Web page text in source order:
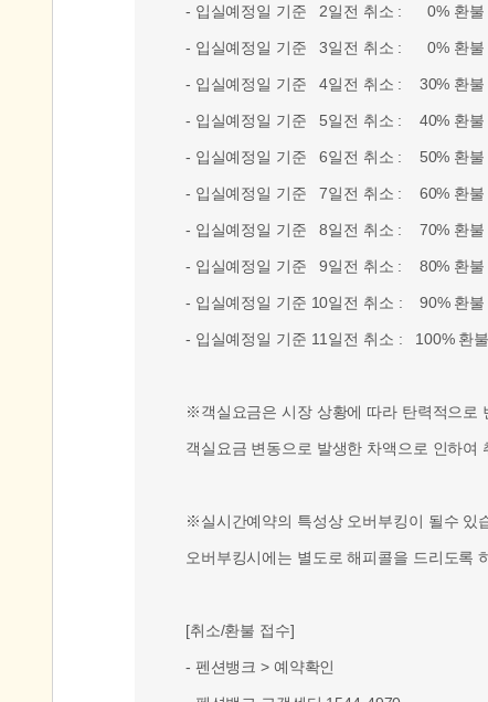
- 입실예정일 기준 2일전 취소 : 0% 환불
- 입실예정일 기준 3일전 취소 : 0% 환불
- 입실예정일 기준 4일전 취소 : 30% 환불
- 입실예정일 기준 5일전 취소 : 40% 환불
- 입실예정일 기준 6일전 취소 : 50% 환불
- 입실예정일 기준 7일전 취소 : 60% 환불
- 입실예정일 기준 8일전 취소 : 70% 환불
- 입실예정일 기준 9일전 취소 : 80% 환불
- 입실예정일 기준 10일전 취소 : 90% 환불
- 입실예정일 기준 11일전 취소 : 100% 환불
※객실요금은 시장 상황에 따라 탄력적으로
객실요금 변동으로 발생한 차액으로 인하여
※실시간예약의 특성상 오버부킹이 될수 있
오버부킹시에는 별도로 해피콜을 드리도록
[취소/환불 접수]
- 펜션뱅크 > 예약확인